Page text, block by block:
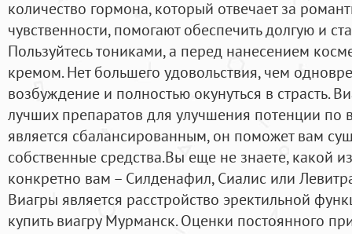
количество гормона, который отвечает за
чувственности, помогают обеспечить долгую и
Пользуйтесь тониками, а перед нанесением
кремом. Нет большего удовольствия, чем
возбуждение и полностью окунуться в страсть.
лучших препаратов для улучшения потенции по
является сбалансированным, он поможет вам
собственные средства.Вы еще не знаете, какой
конкретно вам – Силденафил, Сиалис или
Виагры является расстройство эректильной
купить виагру Мурманск. Оценки постоянного